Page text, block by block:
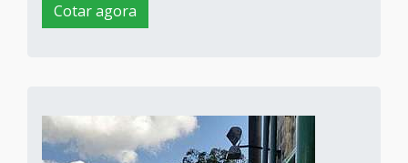
Cotar agora